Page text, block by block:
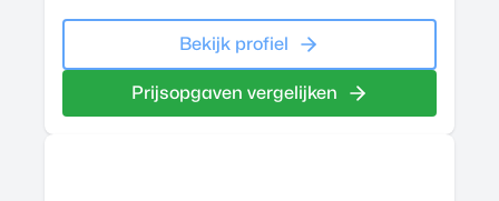
Bekijk profiel
Prijsopgaven vergelijken